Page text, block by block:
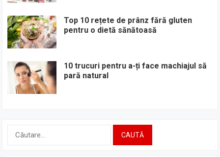
Top 10 rețete de prânz fără gluten
pentru o dietă sănătoasă
10 trucuri pentru a-ți face machiajul să
pară natural